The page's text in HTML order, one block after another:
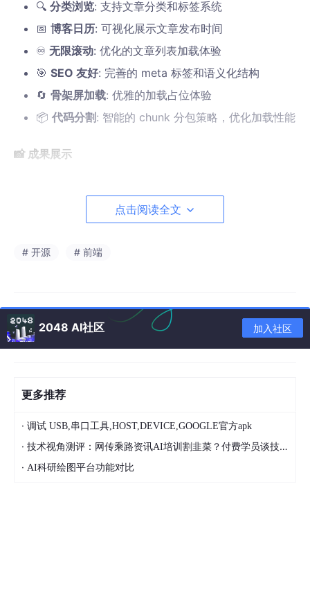
🔍 分类浏览: 支持文章分类和标签系统
📅 博客日历: 可视化展示文章发布时间
♾️ 无限滚动: 优化的文章列表加载体验
🎯 SEO 友好: 完善的 meta 标签和语义化结构
🔄 骨架屏加载: 优雅的加载占位体验
📦 代码分割 : 智能的 chunk 分包策略，优化加载性能
📸 成果展示
首页
点击阅读全文
# 开源 # 前端
2048 AI社区 加入社区
更多推荐
· 调试 USB,串口工具,HOST,DEVICE,GOOGLE官方apk
· 技术视角测评：网传乘路资讯AI培训割韭菜？付费学员谈技术落地体验
· AI科研绘图平台功能对比